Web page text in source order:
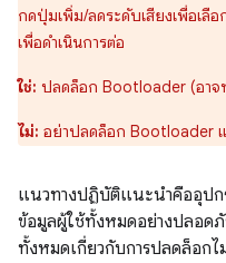
กดปุ่มเพิ่ม/ลดระดับเสียงเพื่อเลื
เพื่อดำเนินการต่อ
ใช่: ปลดล็อก Bootloader (อาจ
ไม่: อย่าปลดล็อก Bootloader
แนวทางปฏิบัติแนะนำคืออุป
ข้อมูลผู้ใช้ทั้งหมดอย่างปลอด
ทั้งหมดเกี่ยวกับการปลดล็อก